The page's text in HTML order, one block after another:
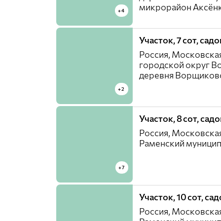
+4
микрорайон
+2
Участок, 7 сот,
Россия,
городской округ
деревня
+7
Участок, 8 сот,
Россия,
Раменский
Участок, 10 сот,
Россия,